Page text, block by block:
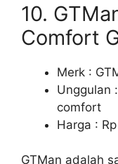
10.
Comfort
Merk :
Unggulan
comfort
Harga :
GTMan adalah